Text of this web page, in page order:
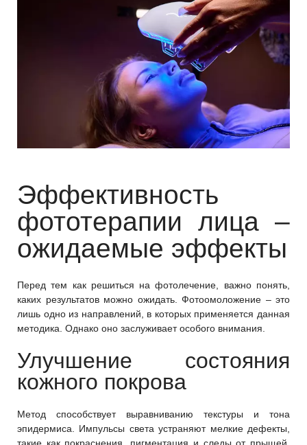
Эффективность
фототерапии лица –
ожидаемые эффекты
Перед тем как решиться на фотолечение, важно понять,
каких результатов можно ожидать. Фотоомоложение – это
лишь одно из направлений, в которых применяется данная
методика. Однако оно заслуживает особого внимания.
Улучшение состояния
кожного покрова
Метод способствует выравниванию текстуры и тона
эпидермиса. Импульсы света устраняют мелкие дефекты,